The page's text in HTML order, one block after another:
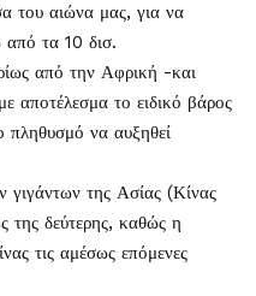
του αιώνα μας, για να
από τα 10 δισ.
από την Αφρική -και
αποτέλεσμα το ειδικό βάρος
πληθυσμό να αυξηθεί
της Ασίας (Κίνας
της δεύτερης, καθώς η
τις αμέσως επόμενες